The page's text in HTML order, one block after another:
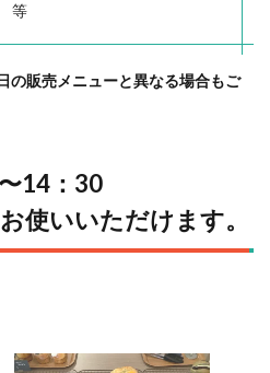
等
の販売メニューと異なる場合もご
14：30
使いいただけます。